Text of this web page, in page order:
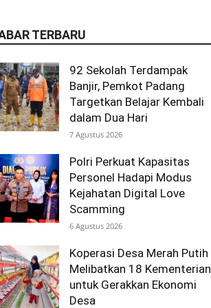
TERBARU
92 Sekolah Terdampak
Banjir, Pemkot Padang
Targetkan Belajar Kembali
dalam Dua Hari
7 Agustus 2026
Polri Perkuat Kapasitas
Personel Hadapi Modus
Kejahatan Digital Love
Scamming
6 Agustus 2026
Koperasi Desa Merah Putih
Melibatkan 18 Kementerian
untuk Gerakkan Ekonomi
Desa